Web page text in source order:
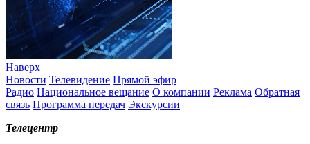
Наверх
Новости Телевидение Прямой эфир
Радио Национальное вещание О компании Реклама Обратная
связь Программа передач Экскурсии
Телецентр